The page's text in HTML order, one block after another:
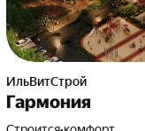
ИльВитСтрой
Гармония